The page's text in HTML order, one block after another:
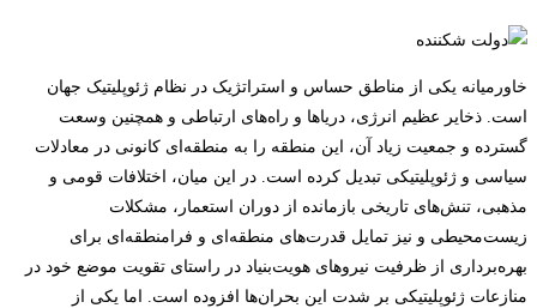
خاورمیانه یکی از مناطق حساس و استراتژیک در نظام ژئوپلیتیک جهان
است. ذخایر عظیم انرژی، دریاها و راه‌های ارتباطی و همچنین وسعت
گسترده و جمعیت زیاد آن، این منطقه را به منطقه‌ای کانونی در معادلات
سیاسی و ژئوپلیتیکی تبدیل کرده است. در این میان، اختلافات قومی و
مذهبی، تنش‌های تاریخی بازمانده از دوران استعمار، مشکلات
زیست‌محیطی و نیز تمایل قدرت‌های منطقه‌ای و فرامنطقه‌ای برای
بهره‌برداری از ظرفیت نیروهای هویت‌بنیاد در راستای تقویت موضع خود در
منازعات ژئوپلیتیکی بر شدت این بحران‌ها افزوده است. اما یکی از